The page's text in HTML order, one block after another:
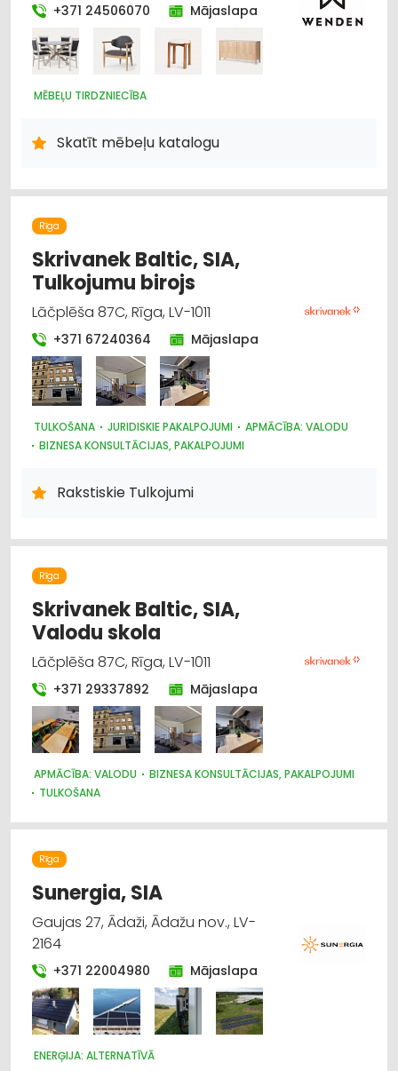
+371 24506070 Mājaslapa
MĒBEĻU TIRDZNIECĪBA
Skatīt mēbeļu katalogu
Rīga
Skrivanek Baltic, SIA,
Tulkojumu birojs
Lāčplēša 87C, Rīga, LV-1011
+371 67240364 Mājaslapa
TULKOŠANA JURIDISKIE PAKALPOJUMI
APMĀCĪBA: VALODU
BIZNESA KONSULTĀCIJAS, PAKALPOJUMI
Rakstiskie Tulkojumi
Rīga
Skrivanek Baltic, SIA,
Valodu skola
Lāčplēša 87C, Rīga, LV-1011
+371 29337892 Mājaslapa
APMĀCĪBA: VALODU
BIZNESA KONSULTĀCIJAS, PAKALPOJUMI
TULKOŠANA
Rīga
Sunergia, SIA
Gaujas 27, Ādaži, Ādažu nov., LV-
2164
+371 22004980 Mājaslapa
ENERĢIJA: ALTERNATĪVĀ